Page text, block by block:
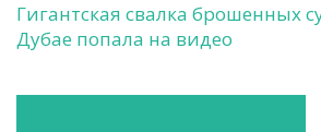
Гигантская свалка брошенных
Дубае попала на видео